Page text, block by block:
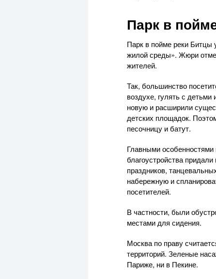
Парк в
Парк в пойме реки Битцы
жилой среды». Жюри
жителей.
Так, большинство
воздухе, гулять с
новую и расширили
детских площадок.
песочницу и батут.
Главными
благоустройства
праздников,
набережную и
посетителей.
В частности, были
местами для сидения.
Москва по праву
территорий. Зеленые
Париже, ни в Пекине.